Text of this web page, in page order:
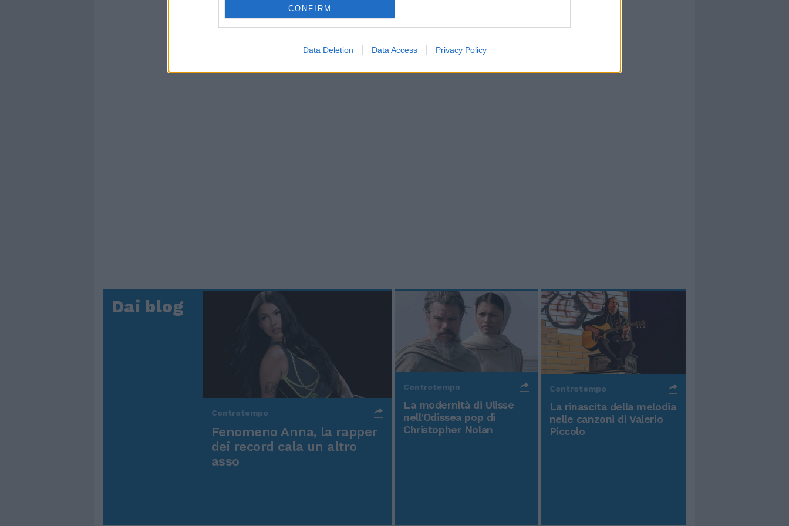
CONFIRM
Data Deletion Data Access Privacy Policy
Dai blog
Controtempo
Fenomeno Anna, la rapper
dei record cala un altro
asso
Controtempo
La modernità di Ulisse
nell'Odissea pop di
Christopher Nolan
Controtempo
La rinascita della melodia
nelle canzoni di Valerio
Piccolo